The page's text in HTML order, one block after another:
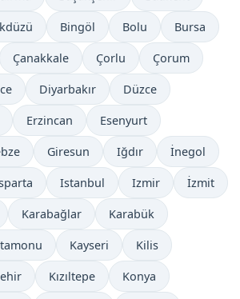
Bingöl Bolu Bursa
Çanakkale Çorlu Çorum
Diyarbakır Düzce
Erzincan Esenyurt
Giresun Iğdır İnegol
Istanbul Izmir İzmit
Karabağlar Karabük
Kayseri Kilis
Kızıltepe Konya